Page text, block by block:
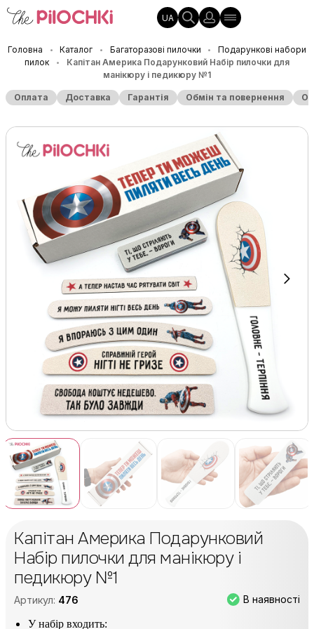
UA
Головна • Каталог • Багаторазові пилочки •
Подарункові набори
пилок
•
Капітан Америка Подарунковий Набір пилочки для
манікюру і педикюру №1
Оплата Доставка Гарантія Обмін та повернення
Капітан Америка Подарунковий
Набір пилочки для манікюру і
педикюру №1
Артикул: 476 В наявності
У набір входить: